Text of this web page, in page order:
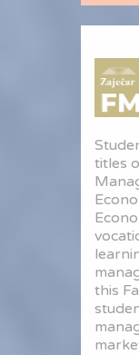
titles
this